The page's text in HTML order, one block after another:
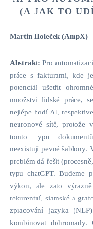
(A JAK TO
Martin Holeček (AmpX)
Abstrakt: Pro automatizaci
práce s fakturami, kde je
potenciál ušetřit ohromné
množství lidské práce, se
nejlépe hodí AI, respektive
neuronové sítě, protože v
tomto typu dokumentů
neexistují pevné šablony.
problém dá řešit
typu chatGPT. Budeme
výkon, ale zato
rekurentní, siamské a
zpracování jazyka
kombinovat